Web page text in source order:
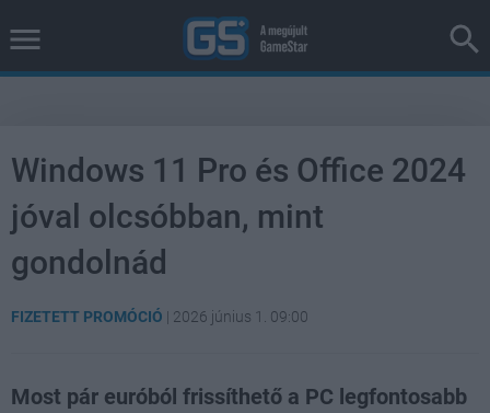
Windows 11 Pro és Office 2024
jóval olcsóbban, mint
gondolnád
FIZETETT PROMÓCIÓ | 2026 június 1. 09:00
Most pár euróból frissíthető a PC legfontosabb